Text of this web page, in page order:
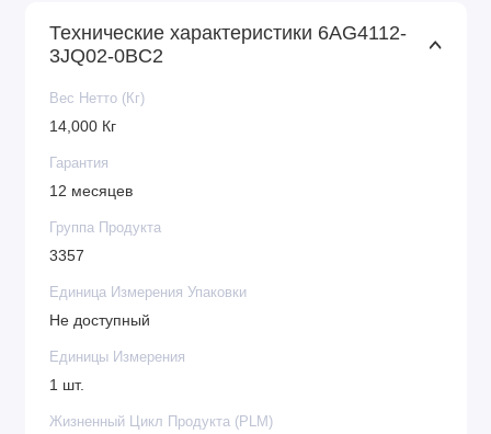
Технические характеристики 6AG4112-
3JQ02-0BC2
Вес Нетто (Кг)
14,000 Кг
Гарантия
12 месяцев
Группа Продукта
3357
Единица Измерения Упаковки
Не доступный
Единицы Измерения
1 шт.
Жизненный Цикл Продукта (PLM)